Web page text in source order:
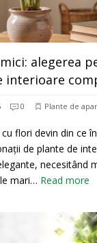
alegerea
interioare
0 Plante de
flori devin din ce
de plante de
necesitând
mari… Read more